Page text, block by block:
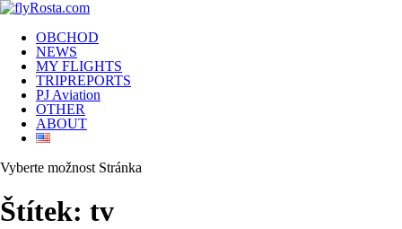
OBCHOD
NEWS
MY FLIGHTS
TRIPREPORTS
PJ Aviation
OTHER
ABOUT
Vyberte možnost Stránka
Štítek: tv